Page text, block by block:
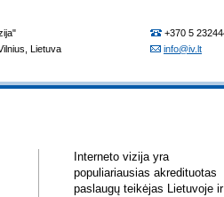
Interneto vizija yra
populiariausias akredituotas
paslaugų teikėjas Lietuvoje ir